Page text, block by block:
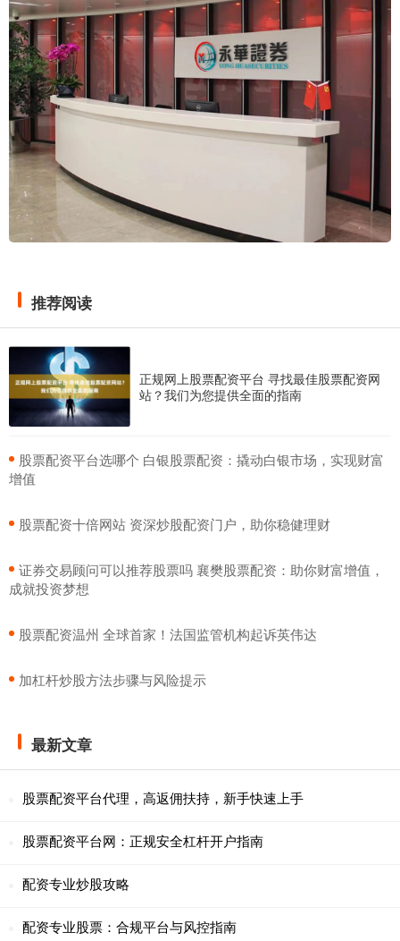
推荐阅读
正规网上股票配资平台 寻找最佳股票配资网
站？我们为您提供全面的指南
​股票配资平台选哪个 白银股票配资：撬动白银市场，实现财富
增值
​股票配资十倍网站 资深炒股配资门户，助你稳健理财
​证券交易顾问可以推荐股票吗 襄樊股票配资：助你财富增值，
成就投资梦想
​股票配资温州 全球首家！法国监管机构起诉英伟达
​加杠杆炒股方法步骤与风险提示
最新文章
股票配资平台代理，高返佣扶持，新手快速上手
股票配资平台网：正规安全杠杆开户指南
配资专业炒股攻略
配资专业股票：合规平台与风控指南